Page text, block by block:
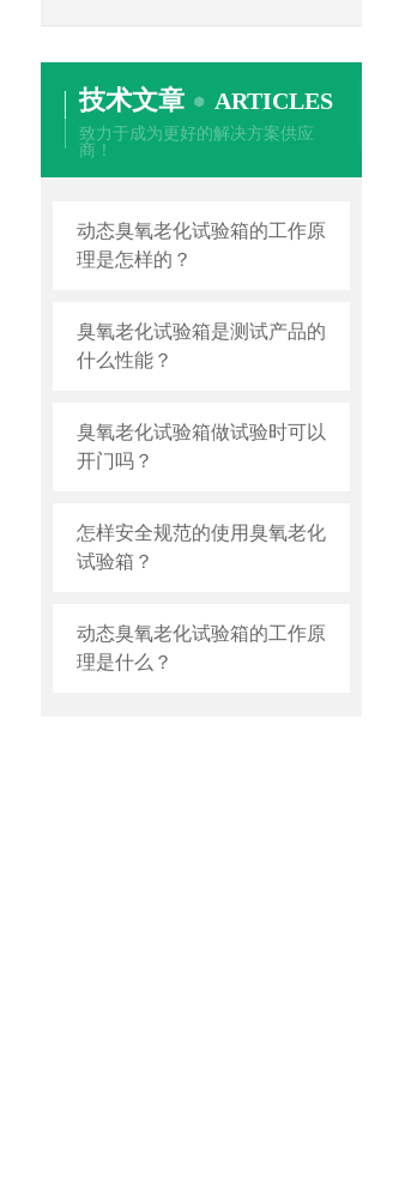
技术文章 ARTICLES
致力于成为更好的解决方案供应
商！
动态臭氧老化试验箱的工作原
理是怎样的？
臭氧老化试验箱是测试产品的
什么性能？
臭氧老化试验箱做试验时可以
开门吗？
怎样安全规范的使用臭氧老化
试验箱？
动态臭氧老化试验箱的工作原
理是什么？